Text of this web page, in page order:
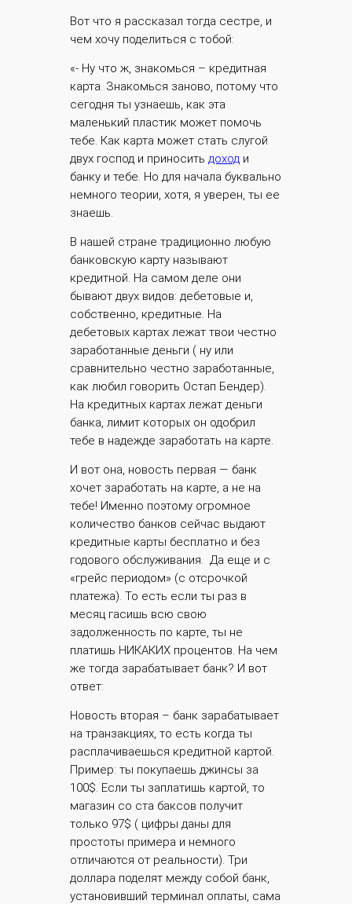
Вот что я рассказал тогда сестре, и
чем хочу поделиться с тобой:
«- Ну что ж, знакомься – кредитная
карта. Знакомься заново, потому что
сегодня ты узнаешь, как эта
маленький пластик может помочь
тебе. Как карта может стать слугой
двух господ и приносить доход и
банку и тебе. Но для начала буквально
немного теории, хотя, я уверен, ты ее
знаешь.
В нашей стране традиционно любую
банковскую карту называют
кредитной. На самом деле они
бывают двух видов: дебетовые и,
собственно, кредитные. На
дебетовых картах лежат твои честно
заработанные деньги ( ну или
сравнительно честно заработанные,
как любил говорить Остап Бендер).
На кредитных картах лежат деньги
банка, лимит которых он одобрил
тебе в надежде заработать на карте.
И вот она, новость первая — банк
хочет заработать на карте, а не на
тебе! Именно поэтому огромное
количество банков сейчас выдают
кредитные карты бесплатно и без
годового обслуживания. Да еще и с
«грейс периодом» (с отсрочкой
платежа). То есть если ты раз в
месяц гасишь всю свою
задолженность по карте, ты не
платишь НИКАКИХ процентов. На чем
же тогда зарабатывает банк? И вот
ответ:
Новость вторая – банк зарабатывает
на транзакциях, то есть когда ты
расплачиваешься кредитной картой.
Пример: ты покупаешь джинсы за
100$. Если ты заплатишь картой, то
магазин со ста баксов получит
только 97$ ( цифры даны для
простоты примера и немного
отличаются от реальности). Три
доллара поделят между собой банк,
установивший терминал оплаты, сама